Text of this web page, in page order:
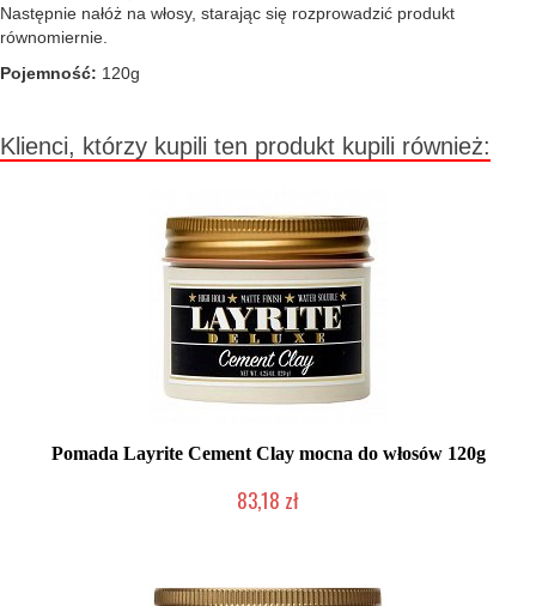
Następnie nałóż na włosy, starając się rozprowadzić produkt
równomiernie.
Pojemność: 120g
Klienci, którzy kupili ten produkt kupili również:
Pomada Layrite Cement Clay mocna do włosów 120g
83,18 zł